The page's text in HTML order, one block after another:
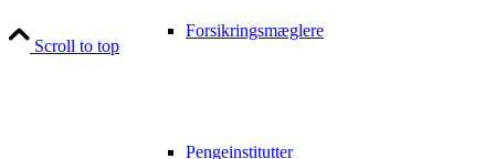
Forsikringsmæglere
Pengeinstitutter
Scroll to top